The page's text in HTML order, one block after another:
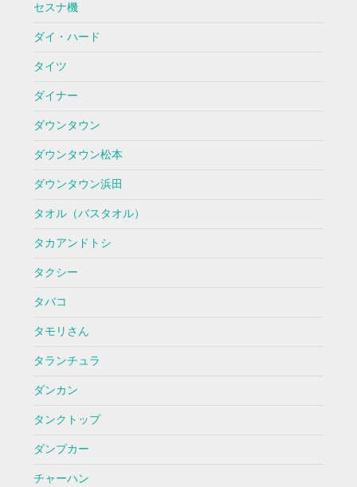
セスナ機
ダイ・ハード
タイツ
ダイナー
ダウンタウン
ダウンタウン松本
ダウンタウン浜田
タオル（バスタオル）
タカアンドトシ
タクシー
タバコ
タモリさん
タランチュラ
ダンカン
タンクトップ
ダンプカー
チャーハン